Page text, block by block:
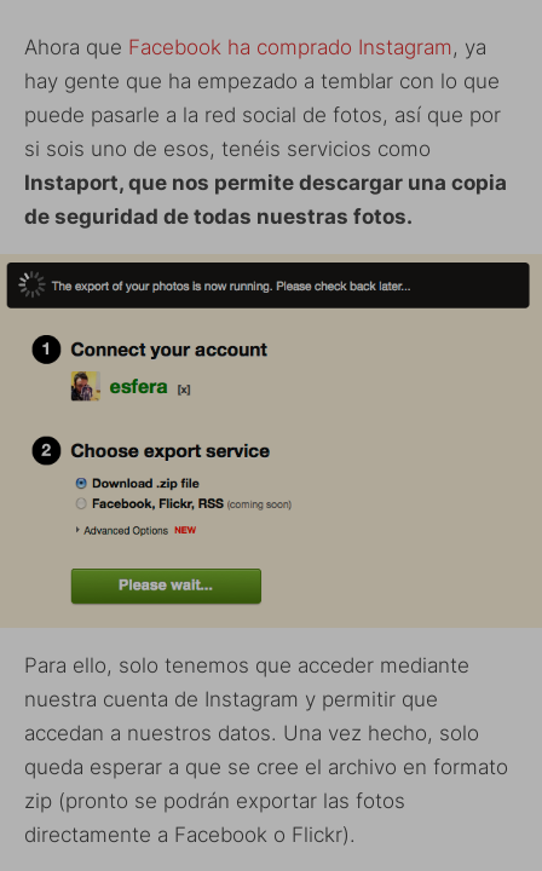
Ahora que Facebook ha comprado Instagram, ya
hay gente que ha empezado a temblar con lo que
puede pasarle a la red social de fotos, así que por
si sois uno de esos, tenéis servicios como
Instaport, que nos permite descargar una copia
de seguridad de todas nuestras fotos.
Para ello, solo tenemos que acceder mediante
nuestra cuenta de Instagram y permitir que
accedan a nuestros datos. Una vez hecho, solo
queda esperar a que se cree el archivo en formato
zip (pronto se podrán exportar las fotos
directamente a Facebook o Flickr).